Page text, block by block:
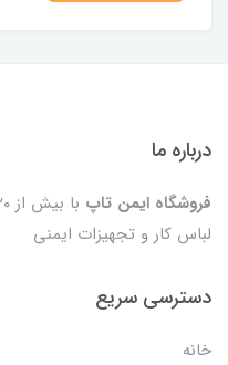
درباره ما
فروشگاه ایمن تاپ
لباس کار و تجهیزات ایمنی
دسترسی سریع
خانه